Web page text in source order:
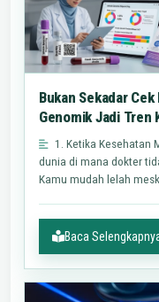
Bukan Sekadar
Genomik Jadi Tren
1. Ketika Kesehatan
dunia di mana dokter
Kamu mudah lelah
Baca